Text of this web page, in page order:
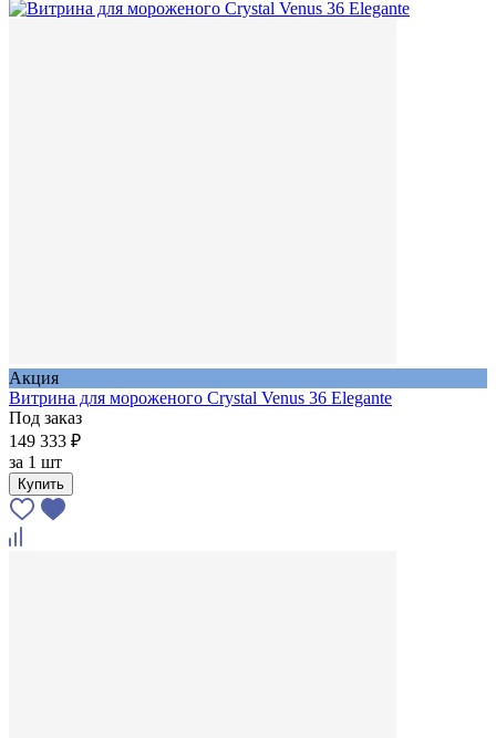
Акция
Витрина для мороженого Crystal Venus 36 Elegante
Под заказ
149 333 ₽
за 1 шт
Купить